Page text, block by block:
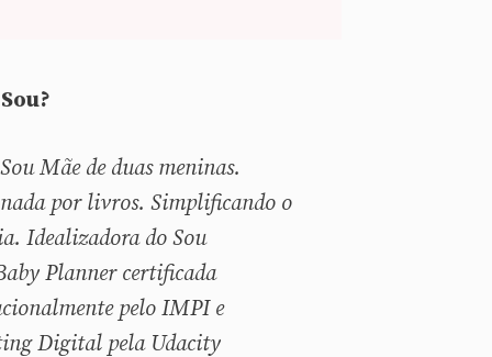
Mãe de duas meninas.
por livros. Simplificando o
Idealizadora do Sou
Planner certificada
pelo IMPI e
Digital pela Udacity